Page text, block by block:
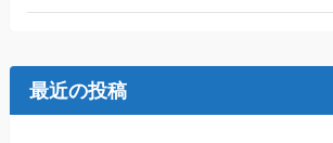
最近の投稿